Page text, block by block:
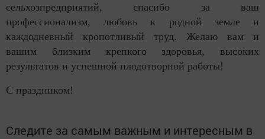
сельхозпредприятий, спасибо за ваш
профессионализм, любовь к родной земле и
каждодневный кропотливый труд. Желаю вам и
вашим близким крепкого здоровья, высоких
результатов и успешной плодотворной работы!
С праздником!
Следите за самым важным и интересным в